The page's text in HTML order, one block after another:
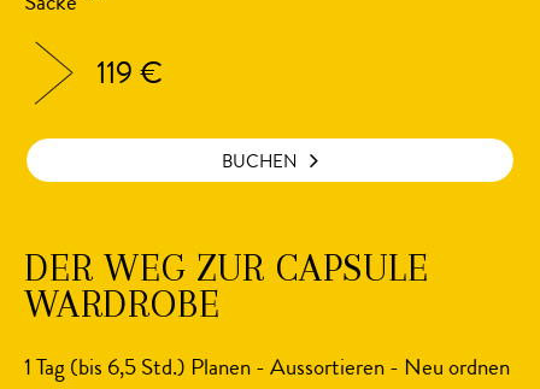
Säcke ***
119 €
BUCHEN
DER WEG ZUR CAPSULE
WARDROBE
1 Tag (bis 6,5 Std.) Planen - Aussortieren - Neu ordnen